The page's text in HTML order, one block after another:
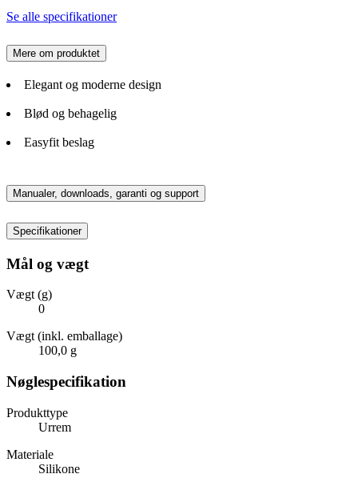
Se alle specifikationer
Mere om produktet
Elegant og moderne design
Blød og behagelig
Easyfit beslag
Manualer, downloads, garanti og support
Specifikationer
Mål og vægt
Vægt (g)
0
Vægt (inkl. emballage)
100,0 g
Nøglespecifikation
Produkttype
Urrem
Materiale
Silikone